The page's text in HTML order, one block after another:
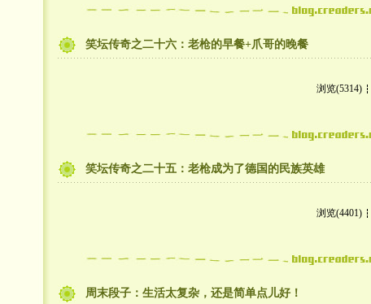
笑坛传奇之二十六：老枪的早餐+爪哥的晚餐
浏览(5314)
笑坛传奇之二十五：老枪成为了德国的民族英雄
浏览(4401)
周末段子：生活太复杂，还是简单点儿好！